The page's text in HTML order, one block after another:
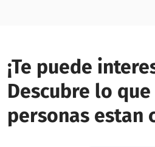
¡Te puede
Descubre lo
personas estan